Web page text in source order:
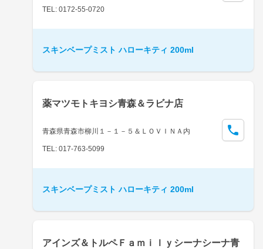
TEL: 0172-55-0720
スキンベープミスト ハローキティ 200ml
薬マツモトキヨシ青森＆ラビナ店
青森県青森市柳川１－１－５＆ＬＯＶＩＮＡ内
TEL: 017-763-5099
スキンベープミスト ハローキティ 200ml
アインズ＆トルペＦａｍｉｌｙシーナシーナ青